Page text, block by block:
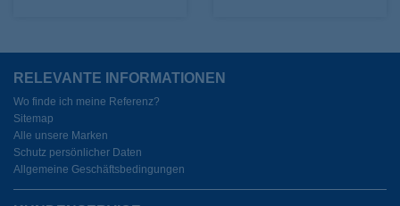
RELEVANTE INFORMATIONEN
Wo finde ich meine Referenz?
Sitemap
Alle unsere Marken
Schutz persönlicher Daten
Allgemeine Geschäftsbedingungen